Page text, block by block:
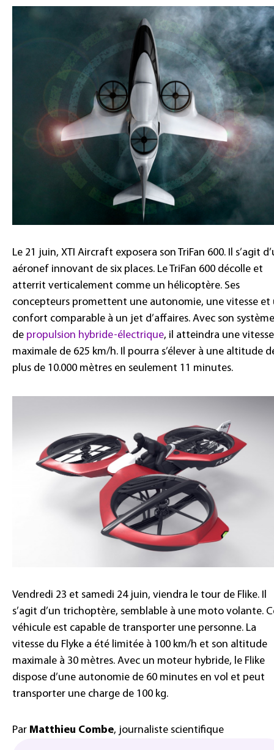
Le 21 juin, XTI Aircraft exposera son TriFan 600. Il s’agit
aéronef innovant de six places. Le TriFan 600 décolle et
atterrit verticalement comme un hélicoptère. Ses
concepteurs promettent une autonomie, une vitesse et
confort comparable à un jet d’affaires. Avec son système
de propulsion hybride-électrique, il atteindra une vitesse
maximale de 625 km/h. Il pourra s’élever à une altitude
plus de 10.000 mètres en seulement 11 minutes.
Vendredi 23 et samedi 24 juin, viendra le tour de Flike. Il
s’agit d’un trichoptère, semblable à une moto volante.
véhicule est capable de transporter une personne. La
vitesse du Flyke a été limitée à 100 km/h et son altitude
maximale à 30 mètres. Avec un moteur hybride, le Flike
dispose d’une autonomie de 60 minutes en vol et peut
transporter une charge de 100 kg.
Par Matthieu Combe, journaliste scientifique